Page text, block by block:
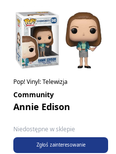
Pop! Vinyl: Telewizja
Community
Annie Edison
Niedostępne w sklepie
Zgłoś zainteresowanie